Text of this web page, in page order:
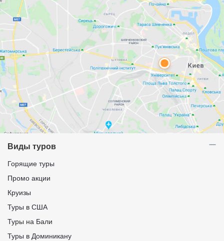
Виды туров
Горящие туры
Промо акции
Круизы
Туры в США
Туры на Бали
Туры в Доминикану